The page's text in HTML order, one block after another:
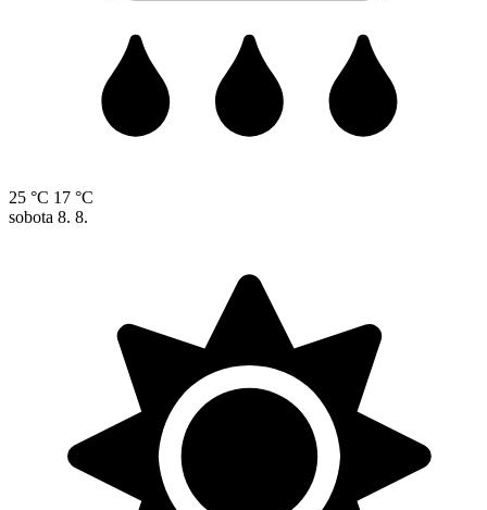
25 °C 17 °C
sobota 8. 8.